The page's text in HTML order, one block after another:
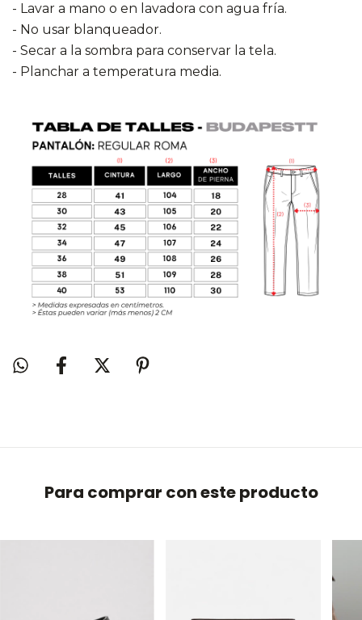
- Lavar a mano o en lavadora con agua fría.
- No usar blanqueador.
- Secar a la sombra para conservar la tela.
- Planchar a temperatura media.
Para comprar con este producto